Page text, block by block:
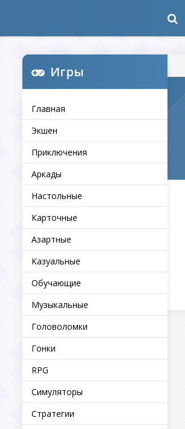
Игры
Главная
Экшен
Приключения
Аркады
Настольные
Карточные
Азартные
Казуальные
Обучающие
Музыкальные
Головоломки
Гонки
RPG
Симуляторы
Стратегии